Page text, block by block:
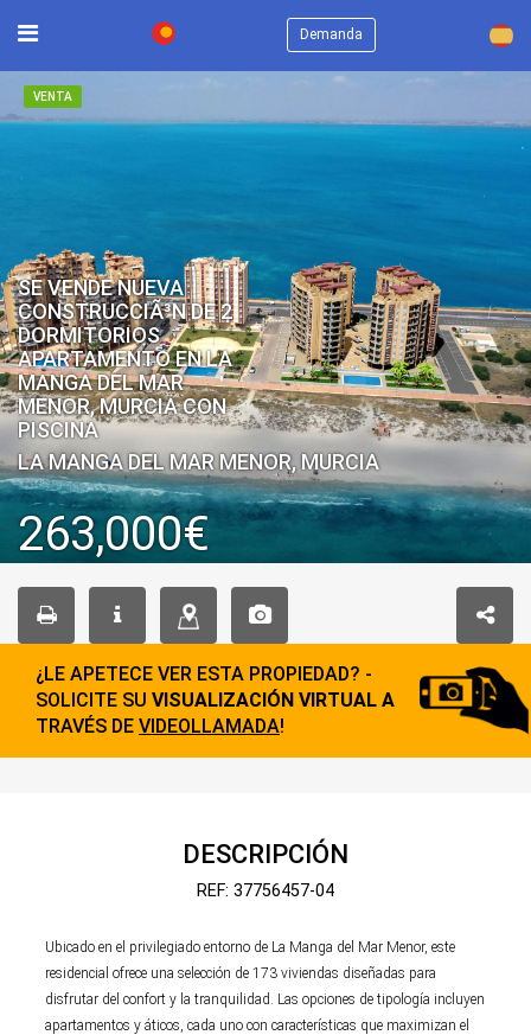
Demanda ×
VENTA
SE VENDE NUEVA
CONSTRUCCIÃ³N DE 2
DORMITORIOS
APARTAMENTO EN LA
MANGA DEL MAR
MENOR, MURCIA CON
PISCINA
LA MANGA DEL MAR MENOR, MURCIA
263,000€
¿LE APETECE VER ESTA PROPIEDAD? -
SOLICITE SU VISUALIZACIÓN VIRTUAL A
TRAVÉS DE VIDEOLLAMADA!
DESCRIPCIÓN
REF: 37756457-04
Ubicado en el privilegiado entorno de La Manga del Mar Menor, este
residencial ofrece una selección de 173 viviendas diseñadas para
disfrutar del confort y la tranquilidad. Las opciones de tipología incluyen
apartamentos y áticos, cada uno con características que maximizan el